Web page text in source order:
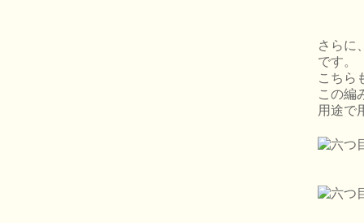
さらに
です。
こちら
この編
用途で